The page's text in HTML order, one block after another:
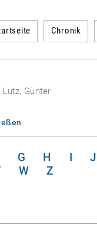
Chronik
Lutz, Günter
G H I J
W Z